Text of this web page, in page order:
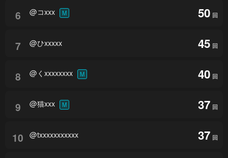
6 @コxxx M 50 回
7 @ひxxxxx 45 回
8 @くxxxxxxxx M 40 回
9 @猫xxx M 37 回
10 @txxxxxxxxxxx 37 回